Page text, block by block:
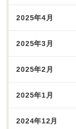
2025年4月
2025年3月
2025年2月
2025年1月
2024年12月